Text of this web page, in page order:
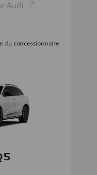
Audi
du concessionnaire